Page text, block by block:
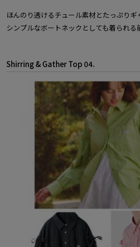
ほんのり透けるチュール素材とたっぷりギ
シンプルなボートネックとしても着られる
Shirring & Gather Top 04.